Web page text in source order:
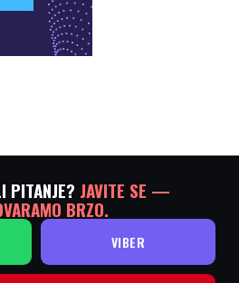
PITANJE? JAVITE SE —
BRZO.
VIBER